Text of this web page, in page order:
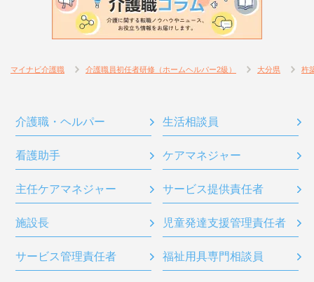
マイナビ介護職 介護職員初任者研修（ホームヘルパー2級） 大分県 杵
介護職・ヘルパー 生活相談員
看護助手 ケアマネジャー
主任ケアマネジャー サービス提供責任者
施設長 児童発達支援管理責任者
サービス管理責任者 福祉用具専門相談員